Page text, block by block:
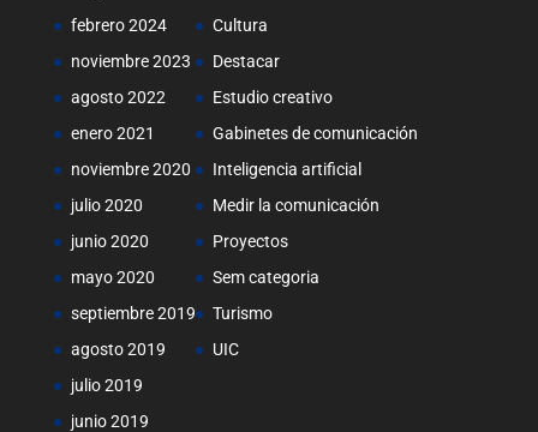
febrero 2024
noviembre 2023
agosto 2022
enero 2021
noviembre 2020
julio 2020
junio 2020
mayo 2020
septiembre 2019
agosto 2019
julio 2019
junio 2019
Cultura
Destacar
Estudio creativo
Gabinetes de comunicación
Inteligencia artificial
Medir la comunicación
Proyectos
Sem categoria
Turismo
UIC